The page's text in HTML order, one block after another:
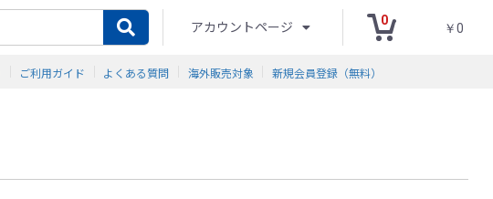
アカウントページ 0
￥0
ご利用ガイド よくある質問 海外販売対象 新規会員登録（無料）